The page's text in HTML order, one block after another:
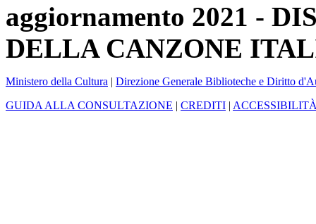
aggiornamento 2021 -
DELLA CANZONE
Ministero della Cultura | Direzione Generale Biblioteche e Diritto
GUIDA ALLA CONSULTAZIONE | CREDITI |